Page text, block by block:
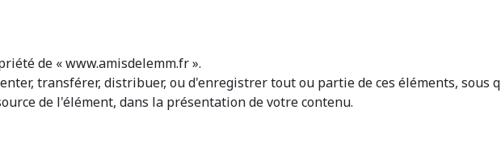
de « www.amisdelemm.fr ».
transférer, distribuer, ou d'enregistrer tout ou partie de ces éléments, sous
de l'élément, dans la présentation de votre contenu.